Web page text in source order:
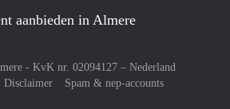
aanbieden in Almere
- KvK nr. 02094127 – Nederland
Disclaimer
Spam & nep-accounts